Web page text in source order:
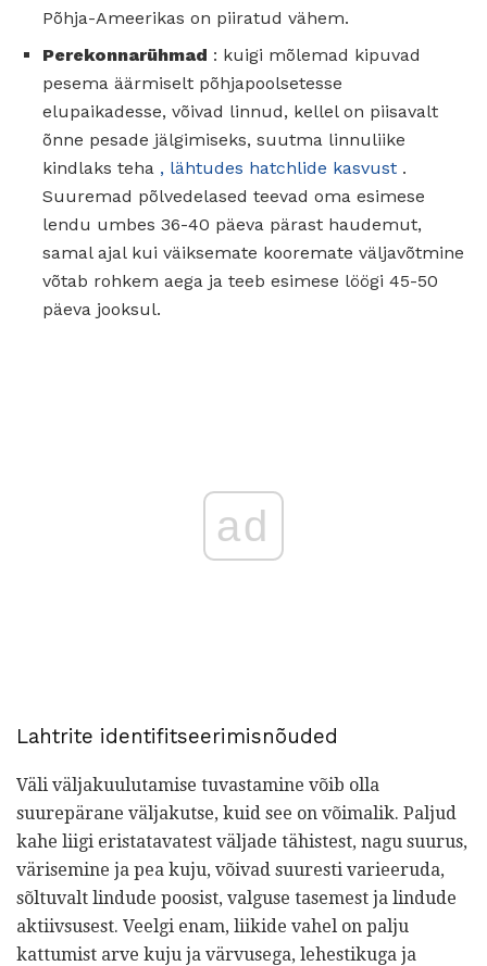
Põhja-Ameerikas on piiratud vähem.
Perekonnarühmad : kuigi mõlemad kipuvad
pesema äärmiselt põhjapoolsetesse
elupaikadesse, võivad linnud, kellel on piisavalt
õnne pesade jälgimiseks, suutma linnuliike
kindlaks teha , lähtudes hatchlide kasvust .
Suuremad põlvedelased teevad oma esimese
lendu umbes 36-40 päeva pärast haudemut,
samal ajal kui väiksemate kooremate väljavõtmine
võtab rohkem aega ja teeb esimese löögi 45-50
päeva jooksul.
ad
Lahtrite identifitseerimisnõuded
Väli väljakuulutamise tuvastamine võib olla
suurepärane väljakutse, kuid see on võimalik. Paljud
kahe liigi eristatavatest väljade tähistest, nagu suurus,
värisemine ja pea kuju, võivad suuresti varieeruda,
sõltuvalt lindude poosist, valguse tasemest ja lindude
aktiivsusest. Veelgi enam, liikide vahel on palju
kattumist arve kuju ja värvusega, lehestikuga ja